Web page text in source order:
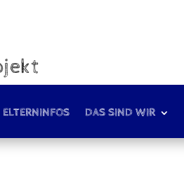
ELTERNINFOS DAS SIND WIR